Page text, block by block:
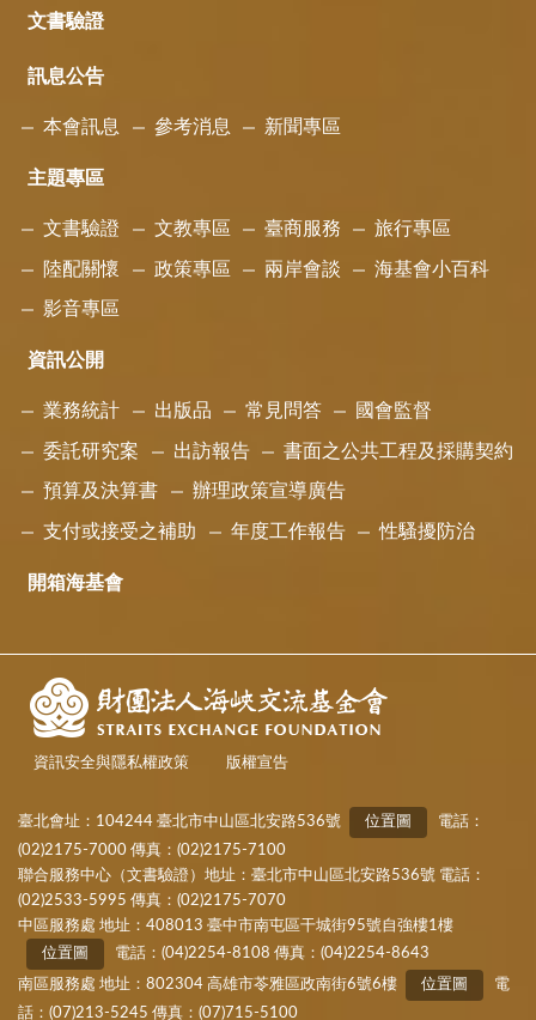
文書驗證
訊息公告
本會訊息 參考消息 新聞專區
主題專區
文書驗證 文教專區 臺商服務 旅行專區
陸配關懷 政策專區 兩岸會談 海基會小百科
影音專區
資訊公開
業務統計 出版品 常見問答 國會監督
委託研究案 出訪報告 書面之公共工程及採購契約
預算及決算書 辦理政策宣導廣告
支付或接受之補助 年度工作報告 性騷擾防治
開箱海基會
資訊安全與隱私權政策 版權宣告
臺北會址：104244 臺北市中山區北安路536號 位置圖
電話：
(02)2175-7000 傳真：(02)2175-7100
聯合服務中心（文書驗證）地址：臺北市中山區北安路536號 電話：
(02)2533-5995 傳真：(02)2175-7070
中區服務處 地址：408013 臺中市南屯區干城街95號自強樓1樓
位置圖
電話：(04)2254-8108 傳真：(04)2254-8643
南區服務處 地址：802304 高雄市苓雅區政南街6號6樓
位置圖
電
話：(07)213-5245 傳真：(07)715-5100